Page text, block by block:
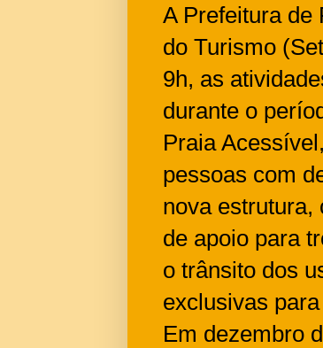
A Prefeitura de
do Turismo
9h, as
durante o
Praia
pessoas com
nova estrutura,
de apoio para
o trânsito dos
exclusivas
Em dezembro